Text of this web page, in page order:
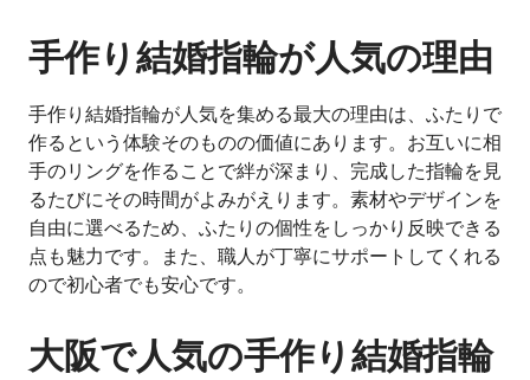
手作り結婚指輪が人気の理由
手作り結婚指輪が人気を集める最大の理由は、ふたりで
作るという体験そのものの価値にあります。お互いに相
手のリングを作ることで絆が深まり、完成した指輪を見
るたびにその時間がよみがえります。素材やデザインを
自由に選べるため、ふたりの個性をしっかり反映できる
点も魅力です。また、職人が丁寧にサポートしてくれる
ので初心者でも安心です。
大阪で人気の手作り結婚指輪